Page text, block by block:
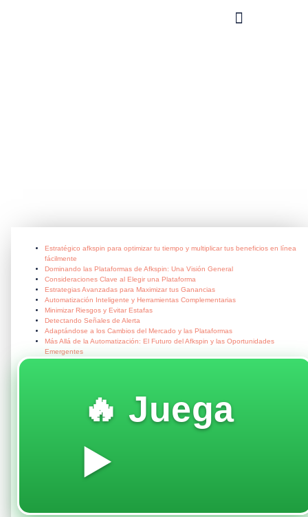
Estratégico afkspin para optimizar tu tiempo y multiplicar tus beneficios en línea
fácilmente
Dominando las Plataformas de Afkspin: Una Visión General
Consideraciones Clave al Elegir una Plataforma
Estrategias Avanzadas para Maximizar tus Ganancias
Automatización Inteligente y Herramientas Complementarias
Minimizar Riesgos y Evitar Estafas
Detectando Señales de Alerta
Adaptándose a los Cambios del Mercado y las Plataformas
Más Allá de la Automatización: El Futuro del Afkspin y las Oportunidades
Emergentes
🔥 Juega
▶️